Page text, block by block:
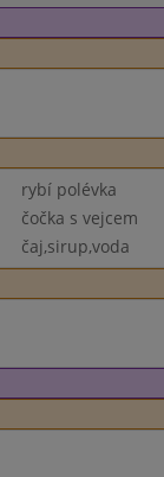
rybí polévka
čočka s vejcem
čaj,sirup,voda